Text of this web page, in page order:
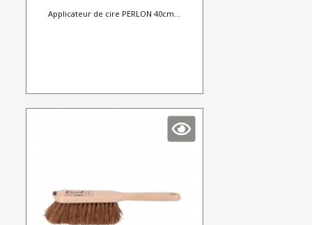
Applicateur de cire PERLON 40cm...